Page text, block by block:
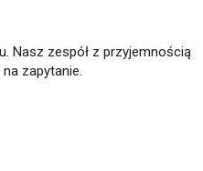
Nasz zespół z przyjemnością
zapytanie.